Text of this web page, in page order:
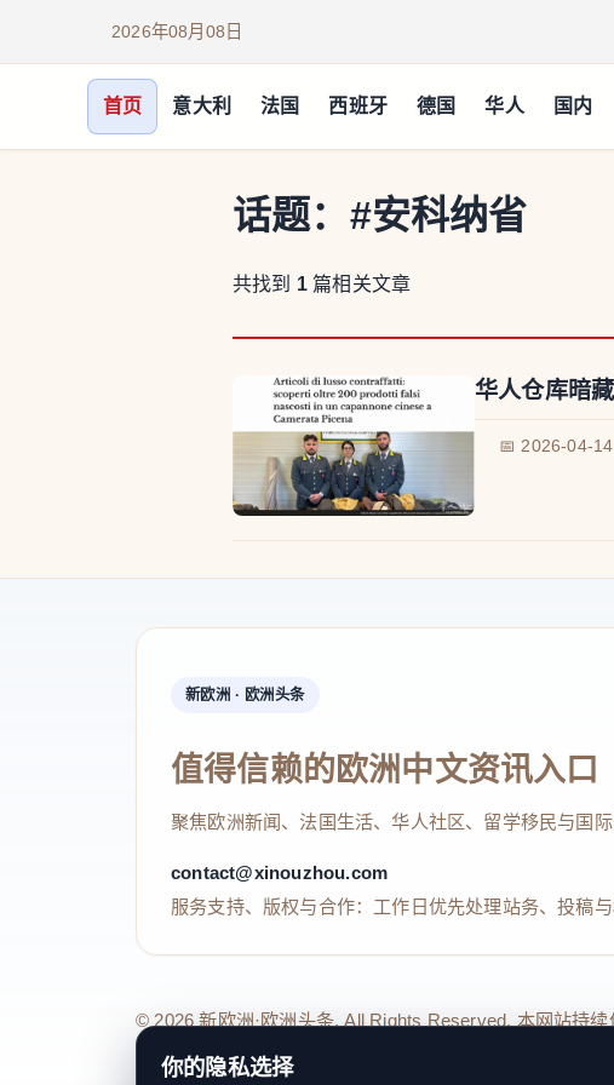
2026年08月08日
首页 意大利 法国 西班牙 德国 华人 国内
话题： #安科纳省
共找到 1 篇相关文章
华人仓库暗
📅 2026-04-14
新欧洲 · 欧洲头条
值得信赖的欧洲中文资讯入口
聚焦欧洲新闻、法国生活、华人社区、留学移民与国
contact@xinouzhou.com
服务支持、版权与合作：工作日优先处理站务、投稿
© 2026 新欧洲·欧洲头条. All Rights Reserved. 本网站持
关于我们法律声明编辑规范
你的隐私选择